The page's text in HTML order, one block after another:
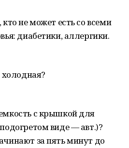
не может есть со всеми
диабетики, аллергики.
с крышкой для
виде — авт.)?
за пять минут до